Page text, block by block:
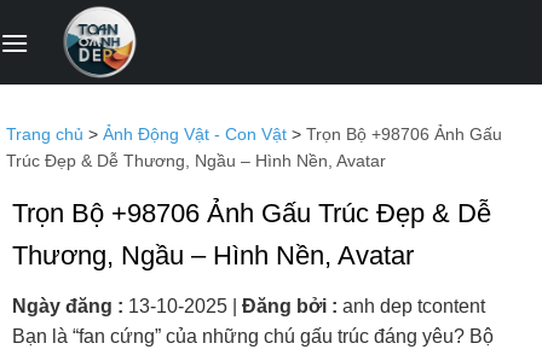
qua
Trang chủ > Ảnh Động Vật - Con Vật > Trọn Bộ +98706 Ảnh Gấu
Trúc Đẹp & Dễ Thương, Ngầu – Hình Nền, Avatar
Trọn Bộ +98706 Ảnh Gấu Trúc Đẹp & Dễ
Thương, Ngầu – Hình Nền, Avatar
Ngày đăng : 13-10-2025 Đăng bởi : anh dep tcontent
Bạn là “fan cứng” của những chú gấu trúc đáng yêu? Bộ